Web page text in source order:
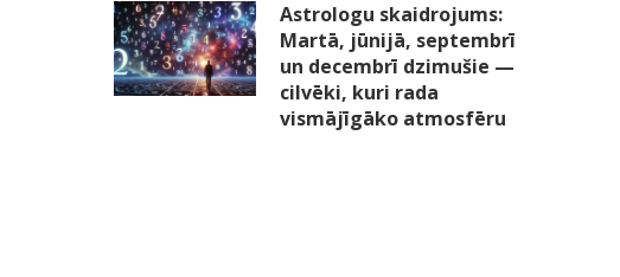
Astrologu skaidrojums:
Martā, jūnijā, septembrī
un decembrī dzimušie —
cilvēki, kuri rada
vismājīgāko atmosfēru